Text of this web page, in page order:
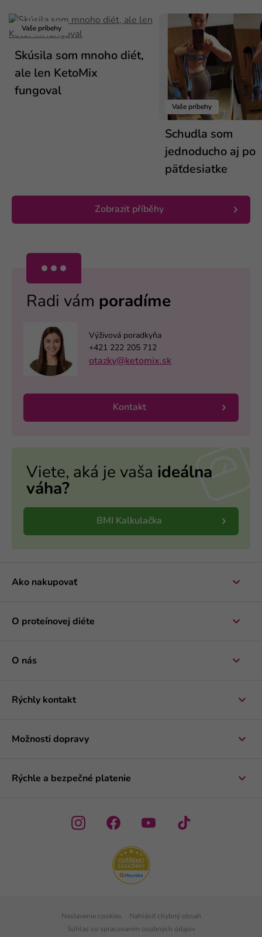
Vaše príbehy
Skúsila som mnoho diét,
ale len KetoMix
fungoval
Vaše príbehy
Schudla som
jednoducho aj po
päťdesiatke
Zobrazit příběhy
Radi vám poradíme
Výživová poradkyňa
+421 222 205 712
otazky@ketomix.sk
Kontakt
Viete, aká je vaša ideálna
váha?
BMI Kalkulačka
Ako nakupovať
O proteínovej diéte
O nás
Rýchly kontakt
Možnosti dopravy
Rýchle a bezpečné platenie
Nastavenie cookies
Nahlásiť chybný obsah
Súhlas so spracovaním osobných údajov